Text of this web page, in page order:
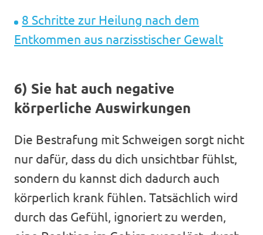
8 Schritte zur Heilung nach dem
Entkommen aus narzisstischer Gewalt
6) Sie hat auch negative
körperliche Auswirkungen
Die Bestrafung mit Schweigen sorgt nicht
nur dafür, dass du dich unsichtbar fühlst,
sondern du kannst dich dadurch auch
körperlich krank fühlen. Tatsächlich wird
durch das Gefühl, ignoriert zu werden,